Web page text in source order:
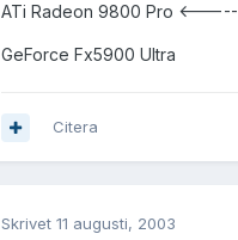
ATi Radeon 9800 Pro <-----
GeForce Fx5900 Ultra
Citera
Skrivet 11 augusti, 2003